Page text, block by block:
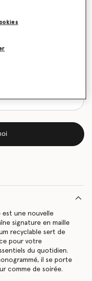
est une nouvelle
signature en maille
recyclable sert de
pour votre
du quotidien.
il se porte
comme de soirée.